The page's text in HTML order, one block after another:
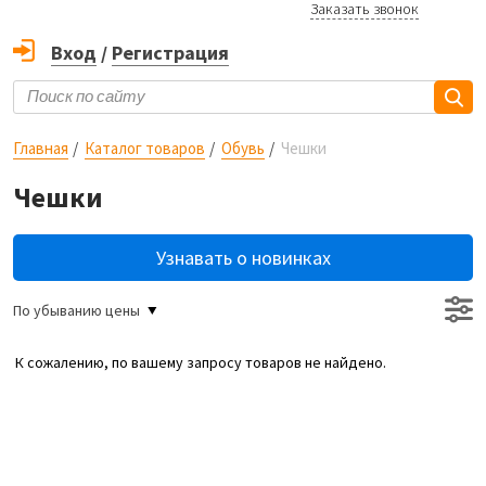
Заказать звонок
Вход / Регистрация
Главная Каталог товаров Обувь Чешки
Чешки
Узнавать о новинках
По убыванию цены
К сожалению, по вашему запросу товаров не найдено.